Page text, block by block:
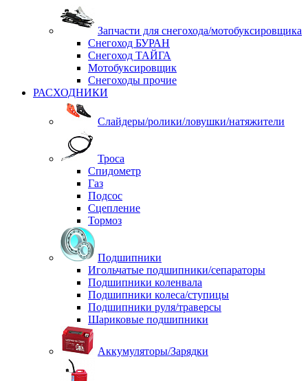
Запчасти для снегохода/мотобуксировщика
Снегоход БУРАН
Снегоход ТАЙГА
Мотобуксировщик
Снегоходы прочие
РАСХОДНИКИ
Слайдеры/ролики/ловушки/натяжители
Троса
Спидометр
Газ
Подсос
Сцепление
Тормоз
Подшипники
Игольчатые подшипники/сепараторы
Подшипники коленвала
Подшипники колеса/ступицы
Подшипники руля/траверсы
Шариковые подшипники
Аккумуляторы/Зарядки